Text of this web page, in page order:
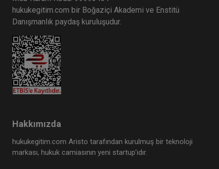
Şirketler Hukuku - 5 - II. Ticaret Hukuku Kongresi
- X. Oturum Video Kaydı
360 TL
Tüketici Hukuku Enstitüsü
hukukegitim.com bir Boğaziçi Akademi ve Enstitü
Danışmanlık paydaş kuruluşudur.
Hakkımızda
hukukegitim.com Aristo tarafından kurulmuş bir teknoloji
markası, hukuk camiasının yeni startup’ıdır.